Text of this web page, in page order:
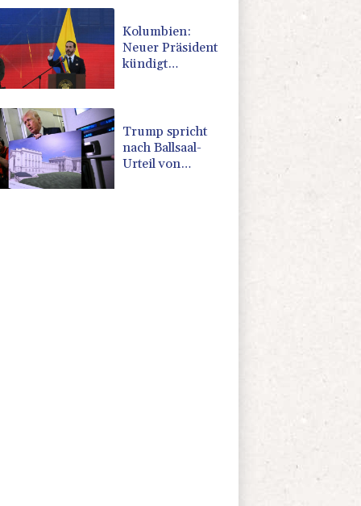
Kolumbien:
Neuer Präsident
kündigt
Trump spricht
nach Ballsaal-
Urteil von